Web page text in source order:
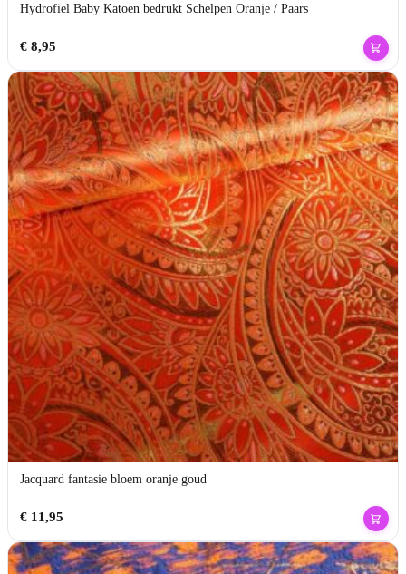
Hydrofiel Baby Katoen bedrukt Schelpen Oranje / Paars
€8,95
Jacquard fantasie bloem oranje goud
€11,95